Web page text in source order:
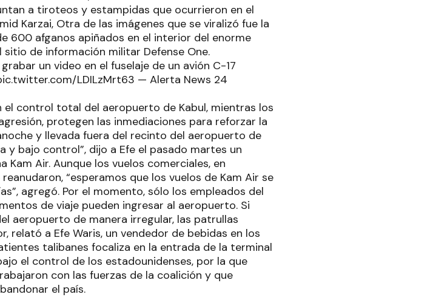
a tiroteos y estampidas que ocurrieron en el
Karzai, Otra de las imágenes que se viralizó fue la
600 afganos apiñados en el interior del enorme
de información militar Defense One.
un video en el fuselaje de un avión C-17
LDILzMrt63 — Alerta News 24
control total del aeropuerto de Kabul, mientras los
protegen las inmediaciones para reforzar la
y llevada fuera del recinto del aeropuerto de
y bajo control”, dijo a Efe el pasado martes un
Kam Air. Aunque los vuelos comerciales, en
“esperamos que los vuelos de Kam Air se
agregó. Por el momento, sólo los empleados del
de viaje pueden ingresar al aeropuerto. Si
aeropuerto de manera irregular, las patrullas
relató a Efe Waris, un vendedor de bebidas en los
talibanes focaliza en la entrada de la terminal
el control de los estadounidenses, por la que
con las fuerzas de la coalición y que
el país.